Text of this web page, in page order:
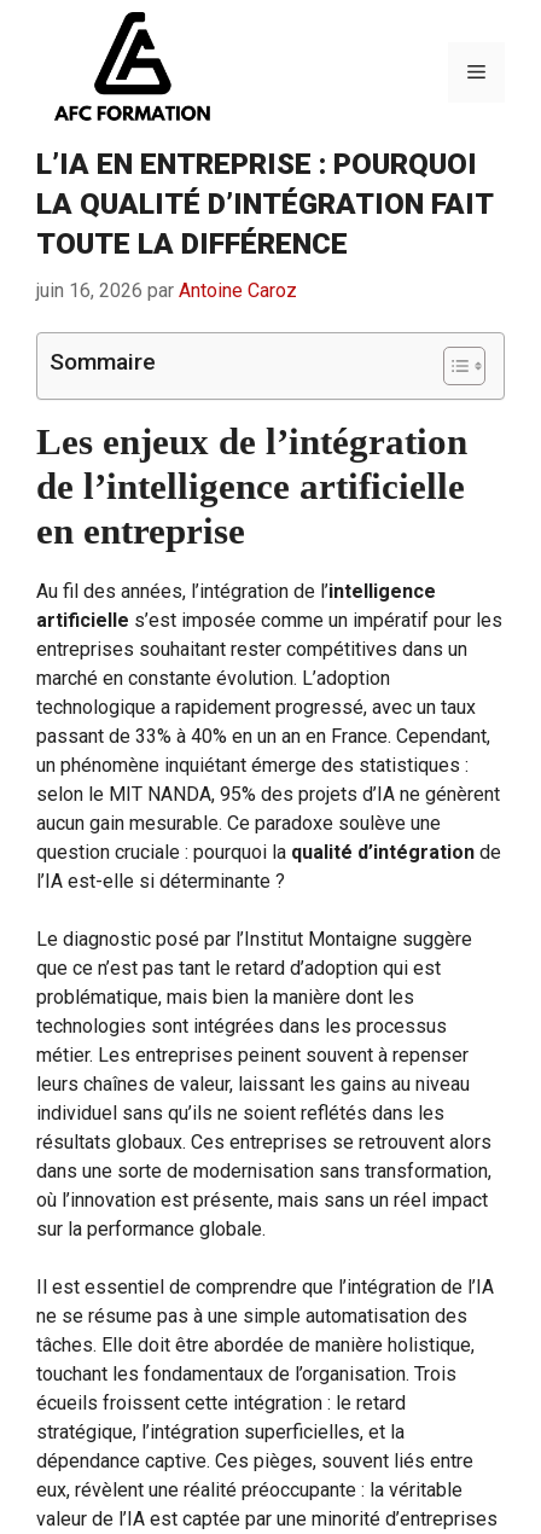
Menu
L’IA EN ENTREPRISE : POURQUOI
LA QUALITÉ D’INTÉGRATION FAIT
TOUTE LA DIFFÉRENCE
juin 16, 2026 par Antoine Caroz
Sommaire
Les enjeux de l’intégration
de l’intelligence artificielle
en entreprise
Au fil des années, l’intégration de l’intelligence
artificielle s’est imposée comme un impératif pour les
entreprises souhaitant rester compétitives dans un
marché en constante évolution. L’adoption
technologique a rapidement progressé, avec un taux
passant de 33% à 40% en un an en France. Cependant,
un phénomène inquiétant émerge des statistiques :
selon le MIT NANDA, 95% des projets d’IA ne génèrent
aucun gain mesurable. Ce paradoxe soulève une
question cruciale : pourquoi la qualité d’intégration de
l’IA est-elle si déterminante ?
Le diagnostic posé par l’Institut Montaigne suggère
que ce n’est pas tant le retard d’adoption qui est
problématique, mais bien la manière dont les
technologies sont intégrées dans les processus
métier. Les entreprises peinent souvent à repenser
leurs chaînes de valeur, laissant les gains au niveau
individuel sans qu’ils ne soient reflétés dans les
résultats globaux. Ces entreprises se retrouvent alors
dans une sorte de modernisation sans transformation,
où l’innovation est présente, mais sans un réel impact
sur la performance globale.
Il est essentiel de comprendre que l’intégration de l’IA
ne se résume pas à une simple automatisation des
tâches. Elle doit être abordée de manière holistique,
touchant les fondamentaux de l’organisation. Trois
écueils froissent cette intégration : le retard
stratégique, l’intégration superficielles, et la
dépendance captive. Ces pièges, souvent liés entre
eux, révèlent une réalité préoccupante : la véritable
valeur de l’IA est captée par une minorité d’entreprises